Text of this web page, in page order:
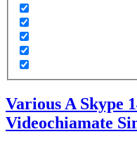
Various A Skype
Videochiamate